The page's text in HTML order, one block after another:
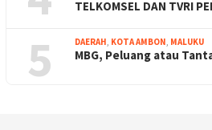
TELKOMSEL DAN TVRI
5 DAERAH, KOTA AMBON, MALUKU
MBG, Peluang atau